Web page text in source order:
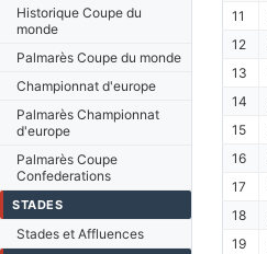
Historique Coupe du
monde
Palmarès Coupe du monde
Championnat d'europe
Palmarès Championnat
d'europe
Palmarès Coupe
Confederations
STADES
Stades et Affluences
11
12
13
14
15
16
17
18
19